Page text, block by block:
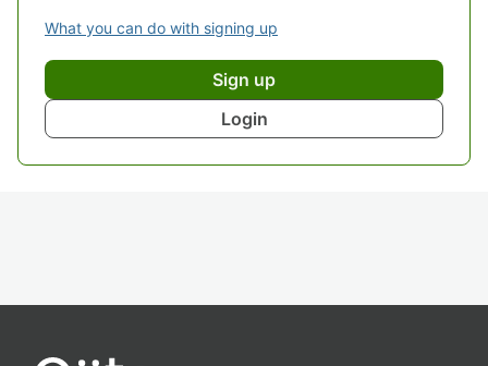
What you can do with signing up
Sign up
Login